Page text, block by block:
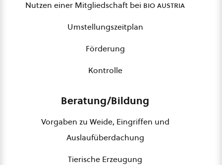
Nutzen einer Mitgliedschaft bei bio austria
Umstellungszeitplan
Förderung
Kontrolle
Beratung/Bildung
Vorgaben zu Weide, Eingriffen und
Auslaufüberdachung
Tierische Erzeugung